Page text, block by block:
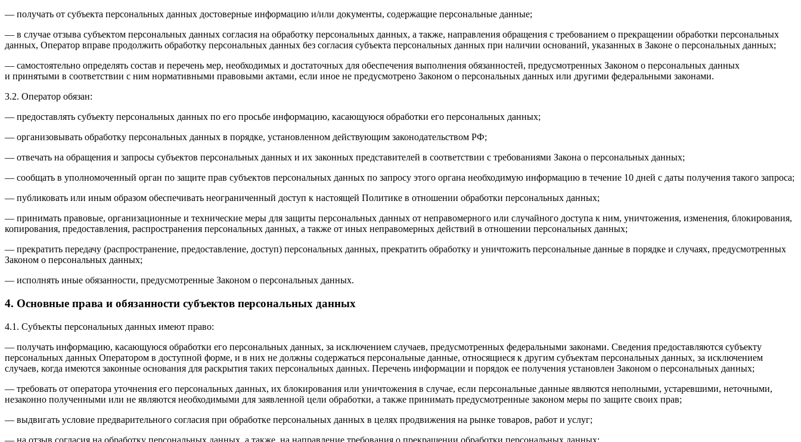
— получать от субъекта персональных данных достоверные информацию и/или документы, содержащие персональные данные;
— в случае отзыва субъектом персональных данных согласия на обработку персональных данных, а также, направления обращения с требованием о прекращении обработки персональных
данных, Оператор вправе продолжить обработку персональных данных без согласия субъекта персональных данных при наличии оснований, указанных в Законе о персональных данных;
— самостоятельно определять состав и перечень мер, необходимых и достаточных для обеспечения выполнения обязанностей, предусмотренных Законом о персональных данных
и принятыми в соответствии с ним нормативными правовыми актами, если иное не предусмотрено Законом о персональных данных или другими федеральными законами.
3.2. Оператор обязан:
— предоставлять субъекту персональных данных по его просьбе информацию, касающуюся обработки его персональных данных;
— организовывать обработку персональных данных в порядке, установленном действующим законодательством РФ;
— отвечать на обращения и запросы субъектов персональных данных и их законных представителей в соответствии с требованиями Закона о персональных данных;
— сообщать в уполномоченный орган по защите прав субъектов персональных данных по запросу этого органа необходимую информацию в течение 10 дней с даты получения такого запроса;
— публиковать или иным образом обеспечивать неограниченный доступ к настоящей Политике в отношении обработки персональных данных;
— принимать правовые, организационные и технические меры для защиты персональных данных от неправомерного или случайного доступа к ним, уничтожения, изменения, блокирования,
копирования, предоставления, распространения персональных данных, а также от иных неправомерных действий в отношении персональных данных;
— прекратить передачу (распространение, предоставление, доступ) персональных данных, прекратить обработку и уничтожить персональные данные в порядке и случаях, предусмотренных
Законом о персональных данных;
— исполнять иные обязанности, предусмотренные Законом о персональных данных.
4. Основные права и обязанности субъектов персональных данных
4.1. Субъекты персональных данных имеют право:
— получать информацию, касающуюся обработки его персональных данных, за исключением случаев, предусмотренных федеральными законами. Сведения предоставляются субъекту
персональных данных Оператором в доступной форме, и в них не должны содержаться персональные данные, относящиеся к другим субъектам персональных данных, за исключением
случаев, когда имеются законные основания для раскрытия таких персональных данных. Перечень информации и порядок ее получения установлен Законом о персональных данных;
— требовать от оператора уточнения его персональных данных, их блокирования или уничтожения в случае, если персональные данные являются неполными, устаревшими, неточными,
незаконно полученными или не являются необходимыми для заявленной цели обработки, а также принимать предусмотренные законом меры по защите своих прав;
— выдвигать условие предварительного согласия при обработке персональных данных в целях продвижения на рынке товаров, работ и услуг;
— на отзыв согласия на обработку персональных данных, а также, на направление требования о прекращении обработки персональных данных;